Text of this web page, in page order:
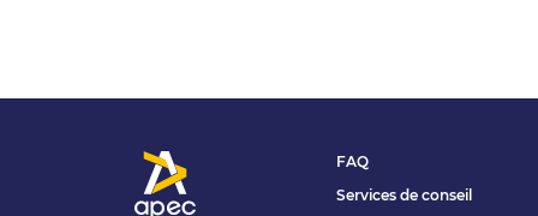
FAQ
Services de conseil